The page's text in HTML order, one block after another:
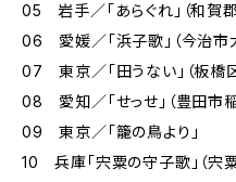
05 岩手／「あらぐれ」（和賀
06 愛媛／「浜子歌」（今治市
07 東京／「田うない」（板橋
08 愛知／「せっせ」（豊田市稲
09 東京／「籠の鳥より」
10 兵庫「宍粟の守子歌」（宍